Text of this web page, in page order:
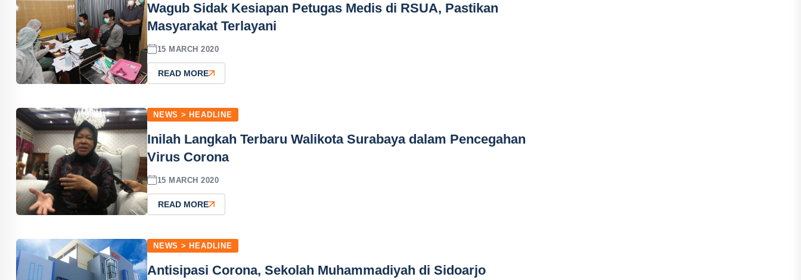
Wagub Sidak Kesiapan Petugas Medis di RSUA, Pastikan
Masyarakat Terlayani
15 MARCH 2020
READ MORE
NEWS > HEADLINE
Inilah Langkah Terbaru Walikota Surabaya dalam Pencegahan
Virus Corona
15 MARCH 2020
READ MORE
NEWS > HEADLINE
Antisipasi Corona, Sekolah Muhammadiyah di Sidoarjo